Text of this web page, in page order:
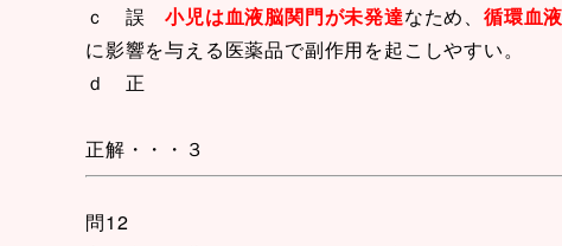
ｃ 誤小児は血液脳関門が未発達なため、循環血
に影響を与える医薬品で副作用を起こしやすい。
ｄ 正
正解・・・３
問12